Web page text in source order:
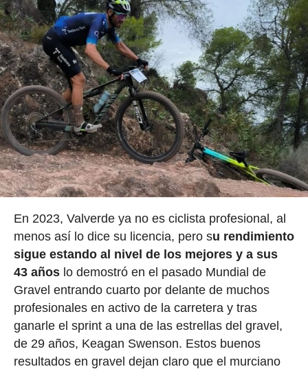
En 2023, Valverde ya no es ciclista profesional, al
menos así lo dice su licencia, pero su rendimiento
sigue estando al nivel de los mejores y a sus
43 añoslo demostró en el pasado Mundial de
Gravel entrando cuarto por delante de muchos
profesionales en activo de la carretera y tras
ganarle el sprint a una de las estrellas del gravel,
de 29 años, Keagan Swenson. Estos buenos
resultados en gravel dejan claro que el murciano